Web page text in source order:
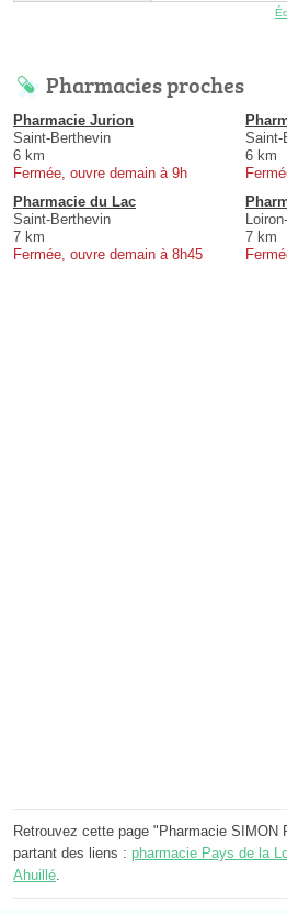
Pharmacies proches
Pharmacie Jurion
Saint-Berthevin
6 km
Fermée, ouvre demain à 9h
Saint-
6 km
Pharmacie du Lac
Saint-Berthevin
7 km
Fermée, ouvre demain à 8h45
7 km
Retrouvez cette page "Pharmacie SIMON
partant des liens : pharmacie Pays de la
Ahuillé.